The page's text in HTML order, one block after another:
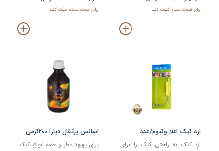
برای قیمت عمده کلیک کنید برای قیمت عمده کلیک کنید
اره کیک اعلا وکیوم/عدد
اره کیک به راحتی کیک را برای
اسانس پرتقال دیارا 200گرمی
برای بهبود عطر و طعم انواع کیک،